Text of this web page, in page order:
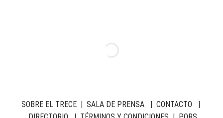
SOBRE EL TRECE| SALA DE PRENSA| CONTACTO |